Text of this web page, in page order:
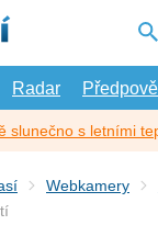
Radar
slunečno s letními
Webkamery